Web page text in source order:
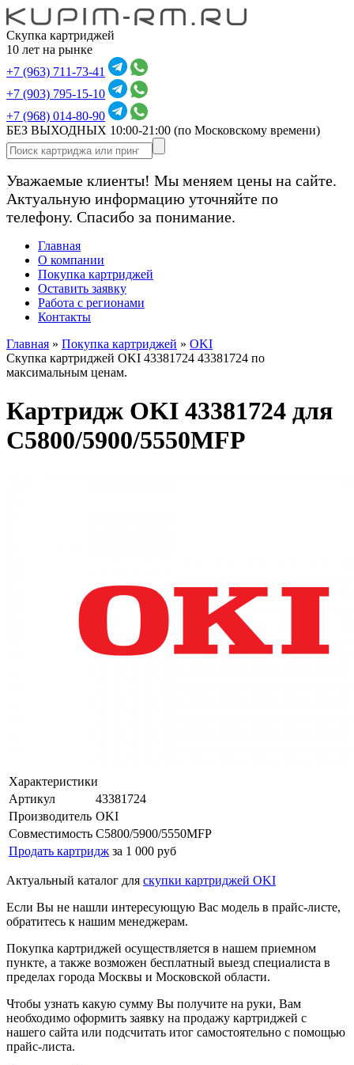
Скупка картриджей
10 лет на рынке
+7 (963) 711-73-41
+7 (903) 795-15-10
+7 (968) 014-80-90
БЕЗ ВЫХОДНЫХ 10:00-21:00 (по Московскому времени)
Уважаемые клиенты! Мы меняем цены на сайте.
Актуальную информацию уточняйте по
телефону. Спасибо за понимание.
Главная
О компании
Покупка картриджей
Оставить заявку
Работа с регионами
Контакты
Главная » Покупка картриджей » OKI
Скупка картриджей OKI 43381724 43381724 по
максимальным ценам.
Картридж OKI 43381724 для
C5800/5900/5550MFP
Характеристики
Артикул
43381724
Производитель OKI
Совместимость C5800/5900/5550MFP
Продать картридж за 1 000 руб
Актуальный каталог для скупки картриджей OKI
Если Вы не нашли интересующую Вас модель в прайс-листе,
обратитесь к нашим менеджерам.
Покупка картриджей осуществляется в нашем приемном
пункте, а также возможен бесплатный выезд специалиста в
пределах города Москвы и Московской области.
Чтобы узнать какую сумму Вы получите на руки, Вам
необходимо оформить заявку на продажу картриджей с
нашего сайта или подсчитать итог самостоятельно с помощью
прайс-листа.